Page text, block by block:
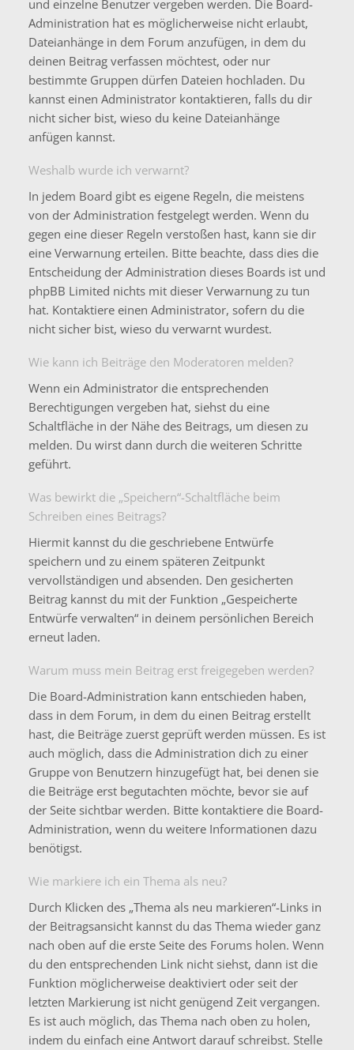
und einzelne Benutzer vergeben werden. Die Board-
Administration hat es möglicherweise nicht erlaubt,
Dateianhänge in dem Forum anzufügen, in dem du
deinen Beitrag verfassen möchtest, oder nur
bestimmte Gruppen dürfen Dateien hochladen. Du
kannst einen Administrator kontaktieren, falls du dir
nicht sicher bist, wieso du keine Dateianhänge
anfügen kannst.
Weshalb wurde ich verwarnt?
In jedem Board gibt es eigene Regeln, die meistens
von der Administration festgelegt werden. Wenn du
gegen eine dieser Regeln verstoßen hast, kann sie dir
eine Verwarnung erteilen. Bitte beachte, dass dies die
Entscheidung der Administration dieses Boards ist und
phpBB Limited nichts mit dieser Verwarnung zu tun
hat. Kontaktiere einen Administrator, sofern du die
nicht sicher bist, wieso du verwarnt wurdest.
Wie kann ich Beiträge den Moderatoren melden?
Wenn ein Administrator die entsprechenden
Berechtigungen vergeben hat, siehst du eine
Schaltfläche in der Nähe des Beitrags, um diesen zu
melden. Du wirst dann durch die weiteren Schritte
geführt.
Was bewirkt die „Speichern“-Schaltfläche beim
Schreiben eines Beitrags?
Hiermit kannst du die geschriebene Entwürfe
speichern und zu einem späteren Zeitpunkt
vervollständigen und absenden. Den gesicherten
Beitrag kannst du mit der Funktion „Gespeicherte
Entwürfe verwalten“ in deinem persönlichen Bereich
erneut laden.
Warum muss mein Beitrag erst freigegeben werden?
Die Board-Administration kann entschieden haben,
dass in dem Forum, in dem du einen Beitrag erstellt
hast, die Beiträge zuerst geprüft werden müssen. Es ist
auch möglich, dass die Administration dich zu einer
Gruppe von Benutzern hinzugefügt hat, bei denen sie
die Beiträge erst begutachten möchte, bevor sie auf
der Seite sichtbar werden. Bitte kontaktiere die Board-
Administration, wenn du weitere Informationen dazu
benötigst.
Wie markiere ich ein Thema als neu?
Durch Klicken des „Thema als neu markieren“-Links in
der Beitragsansicht kannst du das Thema wieder ganz
nach oben auf die erste Seite des Forums holen. Wenn
du den entsprechenden Link nicht siehst, dann ist die
Funktion möglicherweise deaktiviert oder seit der
letzten Markierung ist nicht genügend Zeit vergangen.
Es ist auch möglich, das Thema nach oben zu holen,
indem du einfach eine Antwort darauf schreibst. Stelle